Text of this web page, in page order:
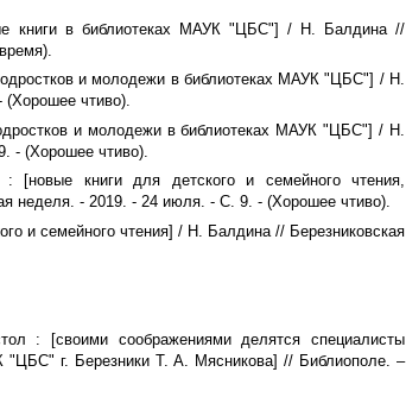
книги в библиотеках МАУК "ЦБС"] / Н. Балдина //
и молодежи в библиотеках МАУК "ЦБС"] / Н.
(Хорошее чтиво).
и молодежи в библиотеках МАУК "ЦБС"] / Н.
- (Хорошее чтиво).
[новые книги для детского и семейного чтения,
неделя. - 2019. - 24 июля. - С. 9. - (Хорошее чтиво).
и семейного чтения] / Н. Балдина // Березниковская
: [своими соображениями делятся специалисты
"ЦБС" г. Березники Т. А. Мясникова] // Библиополе. –